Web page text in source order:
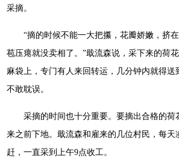
采摘。
“摘的时候不能一大把攥，花瓣娇嫩，挤
苞压瘪就没卖相了。”戢流森说，采下来的荷
麻袋上，专门有人来回转运，几分钟内就得送
不敢耽误。
采摘的时间也十分重要。要摘出合格的荷
来之前下地。戢流森和雇来的几位村民，每天
赶，一直采到上午9点收工。